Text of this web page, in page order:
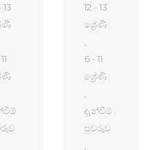
13
12 - 13
ශ්‍රේණි
6 - 11
ශ්‍රේණි
දැන්වීම්
පුවරුව